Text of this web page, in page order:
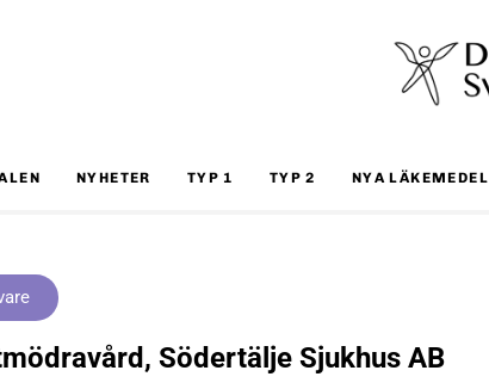
NYHETER TYP 1 TYP 2 NYA LÄKEMEDEL
Södertälje Sjukhus AB